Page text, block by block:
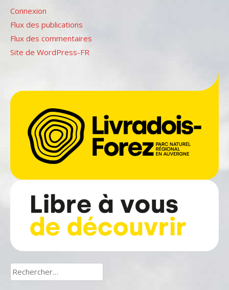
Connexion
Flux des publications
Flux des commentaires
Site de WordPress-FR
Rechercher :